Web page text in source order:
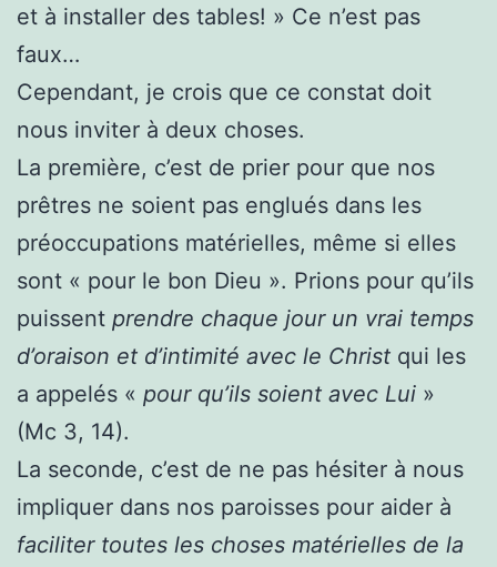
et à installer des tables! » Ce n’est pas
faux…
Cependant, je crois que ce constat doit
nous inviter à deux choses.
La première, c’est de prier pour que nos
prêtres ne soient pas englués dans les
préoccupations matérielles, même si elles
sont « pour le bon Dieu ». Prions pour qu’ils
puissent prendre chaque jour un vrai temps
d’oraison et d’intimité avec le Christ qui les
a appelés « pour qu’ils soient avec Lui »
(Mc 3, 14).
La seconde, c’est de ne pas hésiter à nous
impliquer dans nos paroisses pour aider à
faciliter toutes les choses matérielles de la